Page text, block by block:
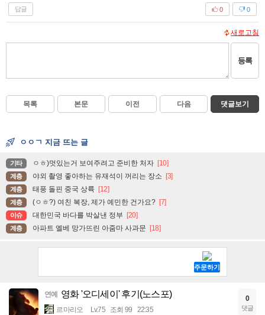
답글 0
0
새로고침
등록
목록 본문 이전 다음 댓글보기
ㅇㅇㄱ 지금 뜨는 글
기타 ㅇㅎ)멋있는거 보여주려고 준비한 처자 [10]
계층 야외 촬영 좋아하는 유재석이 꺼리는 장소 [3]
계층 태풍 돌핀 중국 상륙 [12]
계층 (ㅇㅎ?) 여친 복장, 제가 예민한 건가요? [7]
이슈 대한민국 바다를 박살낸 정부 [20]
계층 아파트 엘베 망가뜨린 아줌마 사과문 [18]
연예 영화 '오디세이' 후기(노스포)
르마리오 Lv.75 조회 99 22:35
0
댓글